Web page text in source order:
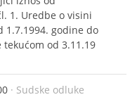
1. Uredbe o visini
1.7.1994. godine do
tekućom od 3.11.19
· Sudske odluke